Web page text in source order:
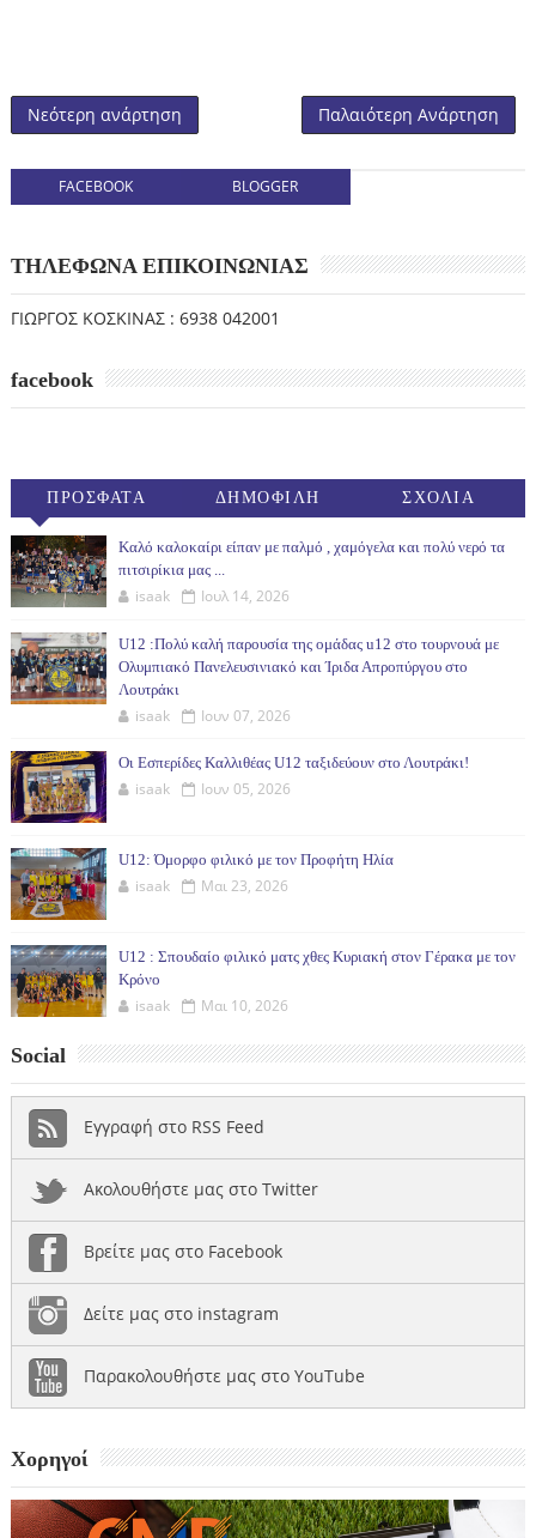
Νεότερη ανάρτηση Παλαιότερη Ανάρτηση
FACEBOOK BLOGGER
ΤΗΛΕΦΩΝΑ ΕΠΙΚΟΙΝΩΝΙΑΣ
ΓΙΩΡΓΟΣ ΚΟΣΚΙΝΑΣ : 6938 042001
facebook
ΠΡΟΣΦΑΤΑ ΔΗΜΟΦΙΛΗ ΣΧΟΛΙΑ
Καλό καλοκαίρι είπαν με παλμό , χαμόγελα και πολύ νερό τα
πιτσιρίκια μας ...
isaak Ιουλ 14, 2026
U12 :Πολύ καλή παρουσία της ομάδας u12 στο τουρνουά με
Ολυμπιακό Πανελευσινιακό και Ίριδα Απροπύργου στο
Λουτράκι
isaak Ιουν 07, 2026
Οι Εσπερίδες Καλλιθέας U12 ταξιδεύουν στο Λουτράκι!
isaak Ιουν 05, 2026
U12: Όμορφο φιλικό με τον Προφήτη Ηλία
isaak Μαι 23, 2026
U12 : Σπουδαίο φιλικό ματς χθες Κυριακή στον Γέρακα με τον
Κρόνο
isaak Μαι 10, 2026
Social
Εγγραφή στο RSS Feed
Ακολουθήστε μας στο Twitter
Βρείτε μας στο Facebook
Δείτε μας στο instagram
Παρακολουθήστε μας στο YouTube
Χορηγοί